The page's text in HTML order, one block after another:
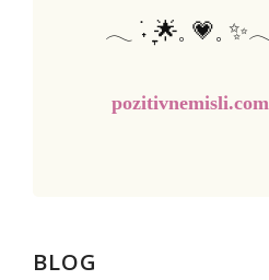
𓂃 ࣪˖ ִֶָ🌟𓈒 💗𓈒 ✨𓂃
pozitivnemisli.com
BLOG